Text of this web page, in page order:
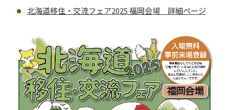
北海道移住・交流フェア2025 福岡会場 詳細ページ